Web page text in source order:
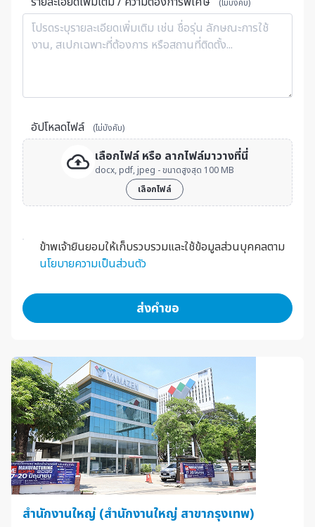
(ไม่บังคับ)
อัปโหลดไฟล์ (ไม่บังคับ)
เลือกไฟล์ หรือ ลากไฟล์มาวางที่นี่
docx, pdf, jpeg - ขนาดสูงสุด 100 MB
เลือกไฟล์
ข้าพเจ้ายินยอมให้เก็บรวบรวมและใช้ข้อมูลส่วนบุคคลตาม
นโยบายความเป็นส่วนตัว
ส่งคำขอ
สำนักงานใหญ่ (สำนักงานใหญ่ สาขากรุงเทพ)